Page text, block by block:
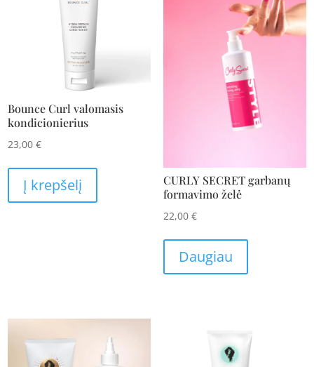
Bounce Curl valomasis
kondicionierius
23,00€
Į krepšelį
CURLY SECRET garbanų
formavimo želė
22,00 €
Daugiau